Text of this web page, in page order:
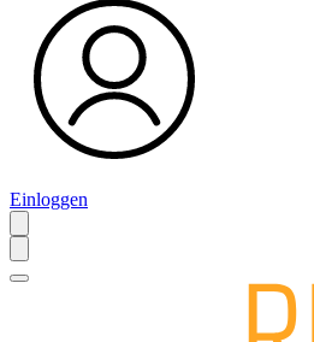
Einloggen